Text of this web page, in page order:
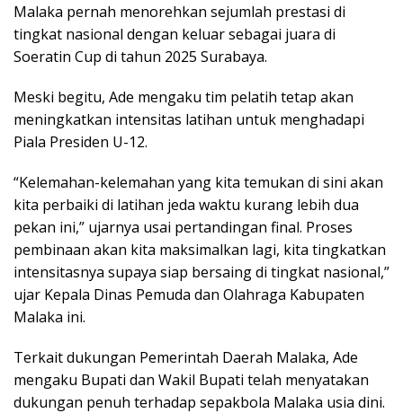
Malaka pernah menorehkan sejumlah prestasi di
tingkat nasional dengan keluar sebagai juara di
Soeratin Cup di tahun 2025 Surabaya.
Meski begitu, Ade mengaku tim pelatih tetap akan
meningkatkan intensitas latihan untuk menghadapi
Piala Presiden U-12.
“Kelemahan-kelemahan yang kita temukan di sini akan
kita perbaiki di latihan jeda waktu kurang lebih dua
pekan ini,” ujarnya usai pertandingan final. Proses
pembinaan akan kita maksimalkan lagi, kita tingkatkan
intensitasnya supaya siap bersaing di tingkat nasional,”
ujar Kepala Dinas Pemuda dan Olahraga Kabupaten
Malaka ini.
Terkait dukungan Pemerintah Daerah Malaka, Ade
mengaku Bupati dan Wakil Bupati telah menyatakan
dukungan penuh terhadap sepakbola Malaka usia dini.